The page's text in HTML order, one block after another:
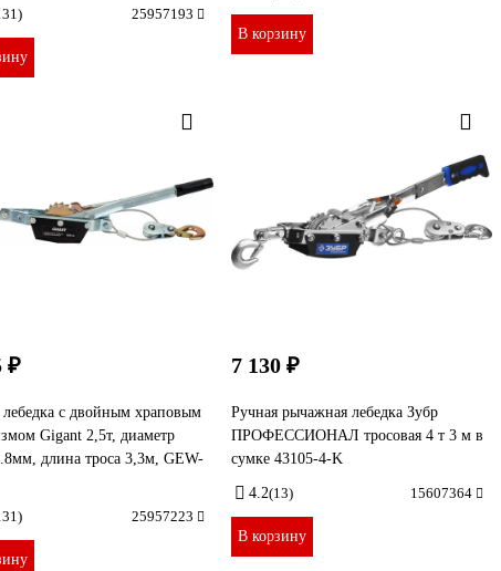
25957193
В корзину
₽
лебедка с двойным храповым
Gigant 2,5т, диаметр
длина троса 3,3м, GEW-
25957223
7 130 ₽
Ручная рычажная лебедка Зубр
ПРОФЕССИОНАЛ тросовая 4 т 3 м в
сумке 43105-4-K
4.2(13) 15607364
В корзину